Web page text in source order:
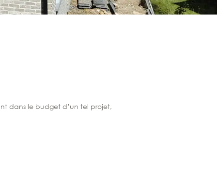
dans le budget d’un tel projet,